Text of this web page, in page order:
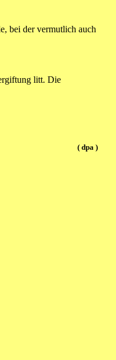
bei der vermutlich auch
litt. Die
( dpa )